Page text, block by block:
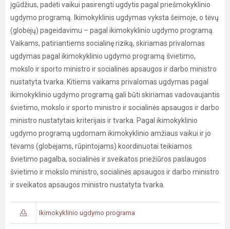
įgūdžius, padėti vaikui pasirengti ugdytis pagal priešmokyklinio
ugdymo programą. Ikimokyklinis ugdymas vyksta šeimoje, o tėvų
(globėjų) pageidavimu – pagal ikimokyklinio ugdymo programą.
Vaikams, patiriantiems socialinę riziką, skiriamas privalomas
ugdymas pagal ikimokyklinio ugdymo programą švietimo,
mokslo ir sporto ministro ir socialinės apsaugos ir darbo ministro
nustatyta tvarka. Kitiems vaikams privalomas ugdymas pagal
ikimokyklinio ugdymo programą gali būti skiriamas vadovaujantis
švietimo, mokslo ir sporto ministro ir socialinės apsaugos ir darbo
ministro nustatytais kriterijais ir tvarka. Pagal ikimokyklinio
ugdymo programą ugdomam ikimokyklinio amžiaus vaikui ir jo
tėvams (globėjams, rūpintojams) koordinuotai teikiamos
švietimo pagalba, socialinės ir sveikatos priežiūros paslaugos
švietimo ir mokslo ministro, socialinės apsaugos ir darbo ministro
ir sveikatos apsaugos ministro nustatyta tvarka.
Ikimokyklinio ugdymo programa